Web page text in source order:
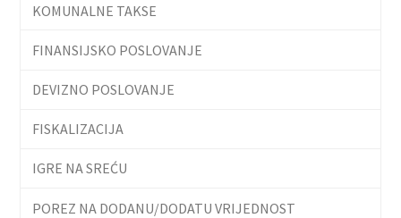
KOMUNALNE TAKSE
FINANSIJSKO POSLOVANJE
DEVIZNO POSLOVANJE
FISKALIZACIJA
IGRE NA SREĆU
POREZ NA DODANU/DODATU VRIJEDNOST